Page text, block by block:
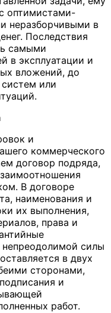
оптимистами-
неразборчивыми в
Последствия
самыми
в эксплуатации и
вложений, до
или
и
коммерческого
договор подряда,
В договоре
наименования и
их выполнения,
права и
непреодолимой силы
в двух
сторонами,
и
работ.